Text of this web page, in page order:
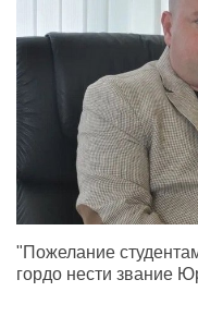
"Пожелание
гордо нести звание